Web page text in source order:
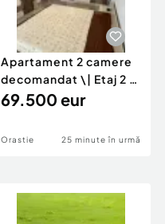
Apartament 2 camere
decomandat \| Etaj 2 \|
50 mp \+ 8 mp ba
69.500 eur
Orastie 25 minute în urmă